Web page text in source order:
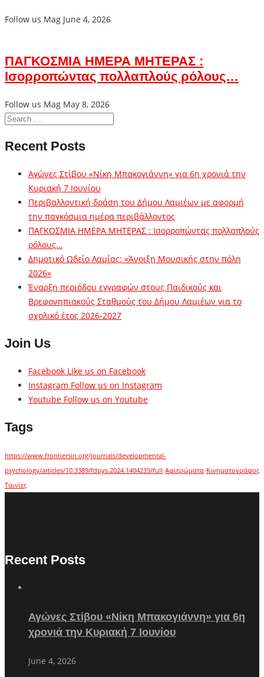
Follow us Mag June 4, 2026
ΠΑΓΚΟΣΜΙΑ ΗΜΕΡΑ ΜΗΤΕΡΑΣ :
Ισορροπώντας πολλαπλούς ρόλους…
Follow us Mag May 8, 2026
Recent Posts
Αγώνες Στίβου «Νίκη Μπακογιάννη» για 6η χρονιά την
Κυριακή 7 Ιουνίου
Περιβαλλοντική δράση του Δήμου Λαμιέων με αφορμή
την παγκόσμια ημέρα περιβάλλοντος
ΠΑΓΚΟΣΜΙΑ ΗΜΕΡΑ ΜΗΤΕΡΑΣ : Ισορροπώντας πολλαπλούς
ρόλους…
Δημοτικό Ωδείο Λαμίας: «Άνοιξη Μουσικής στην πόλη
2026»
Έναρξη περιόδου εγγραφών στους Παιδικούς και
Βρεφονηπιακούς Σταθμούς του Δήμου Λαμιέων για το
σχολικό έτος 2026-2027
Join Us
Facebook Like us on Facebook
Instagram Follow us on Instagram
Youtube Follow us on Youtube
Tags
https://www.frontiersin.org/journals/developmental-
psychology/articles/10.3389/fdpys.2024.1404235/full Αφιερώματα Κινηματογράφος
Ταινίες
Recent Posts
Αγώνες Στίβου «Νίκη Μπακογιάννη» για 6η
χρονιά την Κυριακή 7 Ιουνίου
June 4, 2026